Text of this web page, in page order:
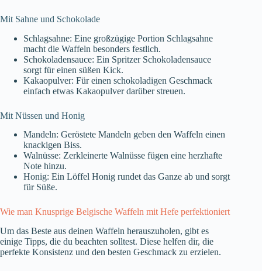
Mit Sahne und Schokolade
Schlagsahne: Eine großzügige Portion Schlagsahne
macht die Waffeln besonders festlich.
Schokoladensauce: Ein Spritzer Schokoladensauce
sorgt für einen süßen Kick.
Kakaopulver: Für einen schokoladigen Geschmack
einfach etwas Kakaopulver darüber streuen.
Mit Nüssen und Honig
Mandeln: Geröstete Mandeln geben den Waffeln einen
knackigen Biss.
Walnüsse: Zerkleinerte Walnüsse fügen eine herzhafte
Note hinzu.
Honig: Ein Löffel Honig rundet das Ganze ab und sorgt
für Süße.
Wie man Knusprige Belgische Waffeln mit Hefe perfektioniert
Um das Beste aus deinen Waffeln herauszuholen, gibt es
einige Tipps, die du beachten solltest. Diese helfen dir, die
perfekte Konsistenz und den besten Geschmack zu erzielen.